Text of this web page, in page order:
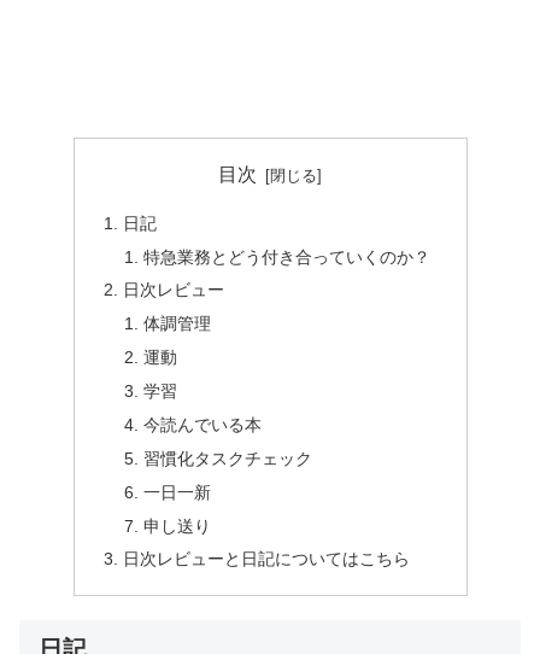
目次
日記
特急業務とどう付き合っていくのか？
日次レビュー
体調管理
運動
学習
今読んでいる本
習慣化タスクチェック
一日一新
申し送り
日次レビューと日記についてはこちら